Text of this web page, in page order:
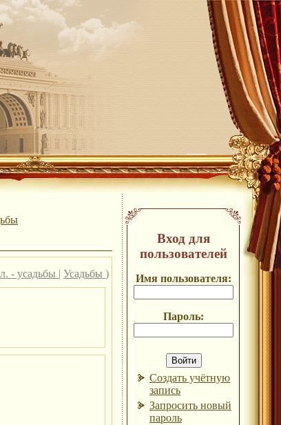
- усадьбы | Усадьбы )
Вход для
пользователей
Имя пользователя:
Пароль:
Создать учётную
запись
Запросить новый
пароль